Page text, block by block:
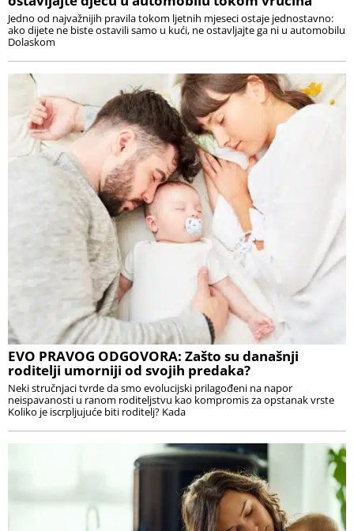
Jedno od najvažnijih pravila tokom ljetnih mjeseci ostaje jednostavno:
ako dijete ne biste ostavili samo u kući, ne ostavljajte ga ni u automobilu
Dolaskom
EVO PRAVOG ODGOVORA: Zašto su današnji
roditelji umorniji od svojih predaka?
Neki stručnjaci tvrde da smo evolucijski prilagođeni na napor
neispavanosti u ranom roditeljstvu kao kompromis za opstanak vrste
Koliko je iscrpljujuće biti roditelj? Kada